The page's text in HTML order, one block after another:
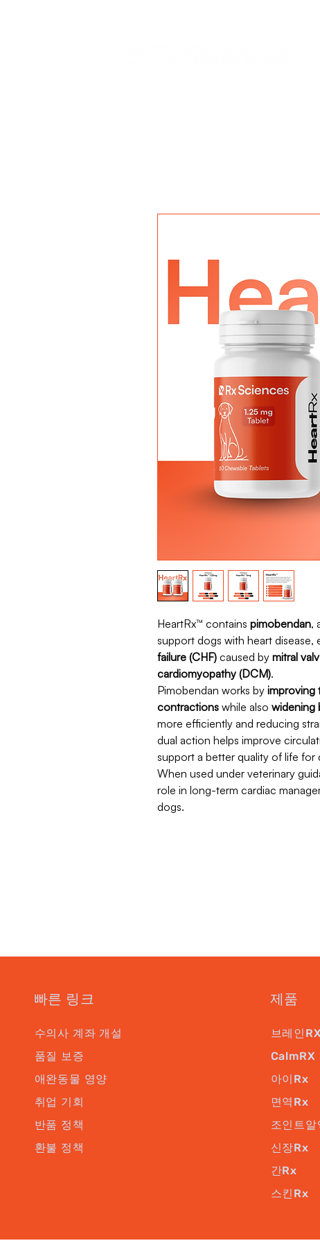
HeartRx™ contains pimobendan,
support dogs with heart disease,
failure (CHF) caused by mitral
cardiomyopathy (DCM).
Pimobendan works by improving
contractions while also widening
more efficiently and reducing
dual action helps improve
support a better quality of life
When used under veterinary
role in long-term cardiac
dogs.
빠른 링크
수의사 계좌 개설
품질 보증
애완동물 영양
취업 기회
반품 정책
환불 정책
제품
브레인
CalmRX
아이Rx
면역Rx
조인트알
신장Rx
간Rx
스킨Rx